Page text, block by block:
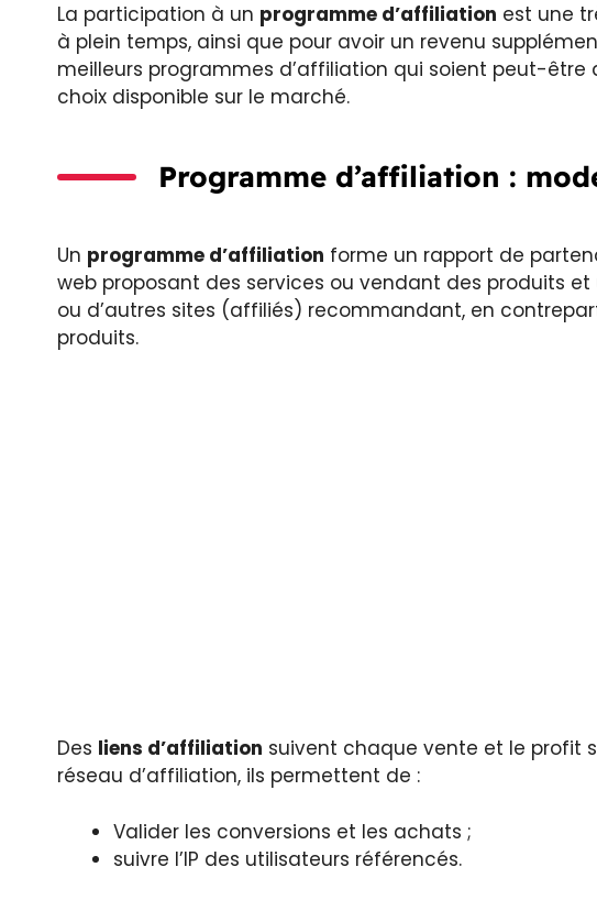
La participation à un programme d’affiliation est une
à plein temps, ainsi que pour avoir un revenu
meilleurs programmes d’affiliation qui soient peut-
choix disponible sur le marché.
Programme d’affiliation :
Un programme d’affiliation forme un rapport de
web proposant des services ou vendant des produits et
ou d’autres sites (affiliés) recommandant, en
produits.
Des liens d’affiliation suivent chaque vente et le profit
réseau d’affiliation, ils permettent de :
Valider les conversions et les achats ;
suivre l’IP des utilisateurs référencés.